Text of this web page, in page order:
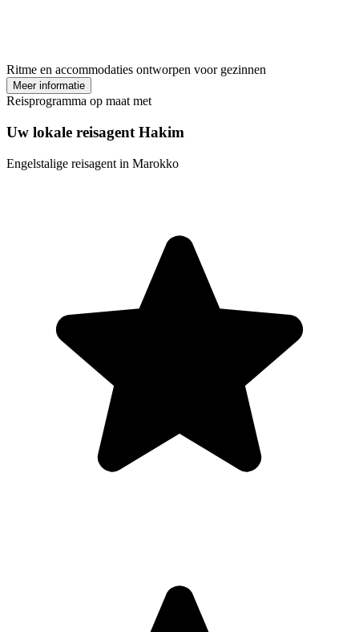
Ritme en accommodaties ontworpen voor gezinnen
Meer informatie
Reisprogramma op maat met
Uw lokale reisagent Hakim
Engelstalige reisagent in Marokko